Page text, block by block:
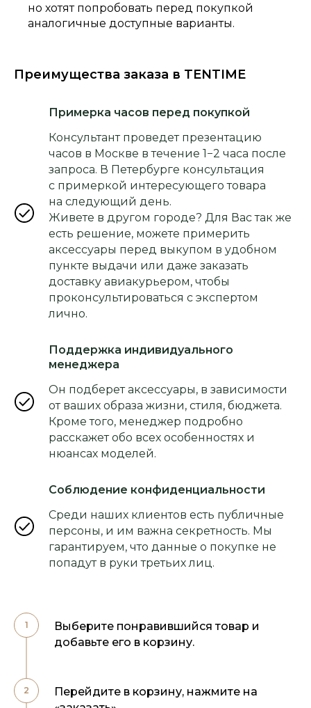
но хотят попробовать перед покупкой
аналогичные доступные варианты.
Преимущества заказа в TENTIME
Примерка часов перед покупкой
Консультант проведет презентацию
часов в Москве в течение 1−2 часа после
запроса. В Петербурге консультация
с примеркой интересующего товара
на следующий день.
Живете в другом городе? Для Вас так же
есть решение, можете примерить
аксессуары перед выкупом в удобном
пункте выдачи или даже заказать
доставку авиакурьером, чтобы
проконсультироваться с экспертом
лично.
Поддержка индивидуального
менеджера
Он подберет аксессуары, в зависимости
от ваших образа жизни, стиля, бюджета.
Кроме того, менеджер подробно
расскажет обо всех особенностях и
нюансах моделей.
Соблюдение конфиденциальности
Среди наших клиентов есть публичные
персоны, и им важна секретность. Мы
гарантируем, что данные о покупке не
попадут в руки третьих лиц.
Выберите понравившийся товар и
добавьте его в корзину.
Перейдите в корзину, нажмите на